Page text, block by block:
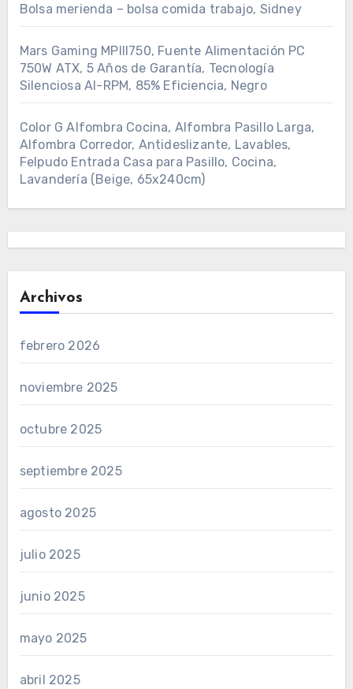
Bolsa merienda – bolsa comida trabajo, Sidney
Mars Gaming MPIII750, Fuente Alimentación PC
750W ATX, 5 Años de Garantía, Tecnología
Silenciosa AI-RPM, 85% Eficiencia, Negro
Color G Alfombra Cocina, Alfombra Pasillo Larga,
Alfombra Corredor, Antideslizante, Lavables,
Felpudo Entrada Casa para Pasillo, Cocina,
Lavandería (Beige, 65x240cm)
Archivos
febrero 2026
noviembre 2025
octubre 2025
septiembre 2025
agosto 2025
julio 2025
junio 2025
mayo 2025
abril 2025